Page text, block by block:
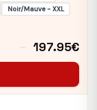
Noir/Mauve - XXL
— 197.95€